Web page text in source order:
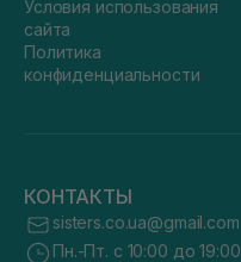
Условия использования
сайта
Политика
конфиденциальности
КОНТАКТЫ
sisters.co.ua@gmail.com
Пн.-Пт. с 10:00 до 19:00